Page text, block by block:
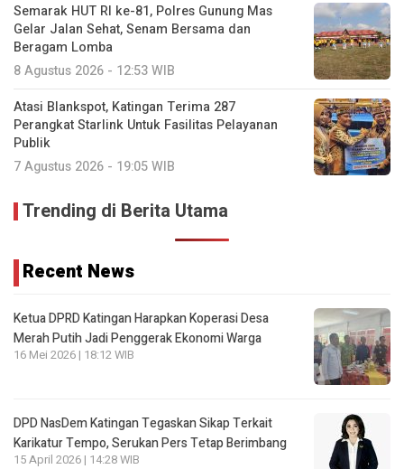
Semarak HUT RI ke-81, Polres Gunung Mas
Gelar Jalan Sehat, Senam Bersama dan
Beragam Lomba
8 Agustus 2026 - 12:53 WIB
Atasi Blankspot, Katingan Terima 287
Perangkat Starlink Untuk Fasilitas Pelayanan
Publik
7 Agustus 2026 - 19:05 WIB
Trending di Berita Utama
Recent News
Ketua DPRD Katingan Harapkan Koperasi Desa
Merah Putih Jadi Penggerak Ekonomi Warga
16 Mei 2026 | 18:12 WIB
DPD NasDem Katingan Tegaskan Sikap Terkait
Karikatur Tempo, Serukan Pers Tetap Berimbang
15 April 2026 | 14:28 WIB